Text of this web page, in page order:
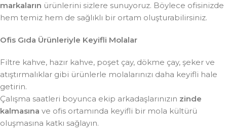
markaların ürünlerini sizlere sunuyoruz. Böylece ofisinizde
hem temiz hem de sağlıklı bir ortam oluşturabilirsiniz.
Ofis Gıda Ürünleriyle Keyifli Molalar
Filtre kahve, hazır kahve, poşet çay, dökme çay, şeker ve
atıştırmalıklar gibi ürünlerle molalarınızı daha keyifli hale
getirin.
Çalışma saatleri boyunca ekip arkadaşlarınızın zinde
kalmasına ve ofis ortamında keyifli bir mola kültürü
oluşmasına katkı sağlayın.